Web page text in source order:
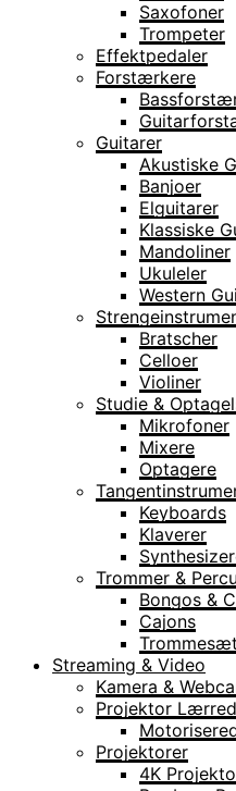
Saxofoner
Trompeter
Effektpedaler
Forstærkere
Guitarer
Akustiske
Banjoer
Elguitarer
Klassiske
Mandoliner
Ukuleler
Western
Bratscher
Celloer
Violiner
Studie &
Mikrofoner
Mixere
Optagere
Keyboards
Klaverer
Trommer &
Bongos &
Cajons
Trommesæt
Streaming & Video
Kamera &
Projektor
Projektorer
4K